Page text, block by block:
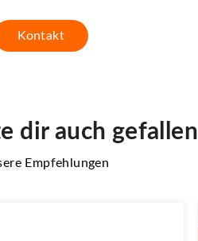
Kontakt
dir auch gefallen
Empfehlungen